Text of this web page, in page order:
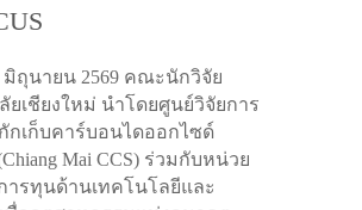
มิถุนายน 2569 คณะนักวิจัย
ยเชียงใหม่ นำโดยศูนย์วิจัยการ
กเก็บคาร์บอนไดออกไซด์
Mai CCS) ร่วมกับหน่วย
ารทุนด้านเทคโนโลยีและ